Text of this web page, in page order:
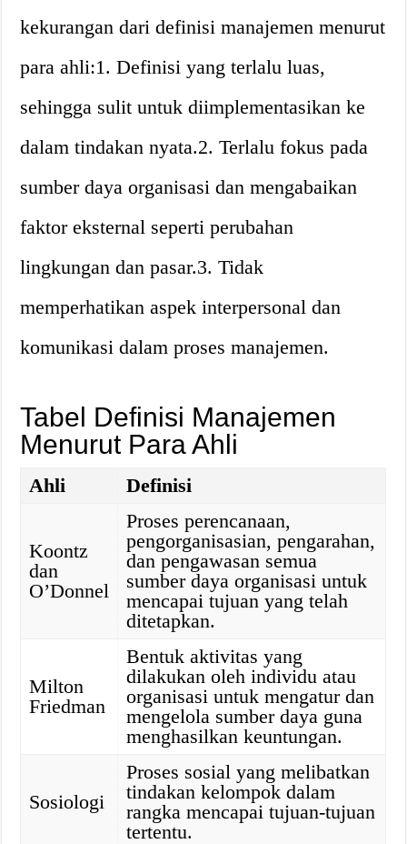
kekurangan dari definisi manajemen menurut
para ahli:1. Definisi yang terlalu luas,
sehingga sulit untuk diimplementasikan ke
dalam tindakan nyata.2. Terlalu fokus pada
sumber daya organisasi dan mengabaikan
faktor eksternal seperti perubahan
lingkungan dan pasar.3. Tidak
memperhatikan aspek interpersonal dan
komunikasi dalam proses manajemen.
Tabel Definisi Manajemen
Menurut Para Ahli
Ahli Definisi
Koontz
dan
O’Donnel
Proses perencanaan,
pengorganisasian, pengarahan,
dan pengawasan semua
sumber daya organisasi untuk
mencapai tujuan yang telah
ditetapkan.
Milton
Friedman
Bentuk aktivitas yang
dilakukan oleh individu atau
organisasi untuk mengatur dan
mengelola sumber daya guna
menghasilkan keuntungan.
Sosiologi
Proses sosial yang melibatkan
tindakan kelompok dalam
rangka mencapai tujuan-tujuan
tertentu.